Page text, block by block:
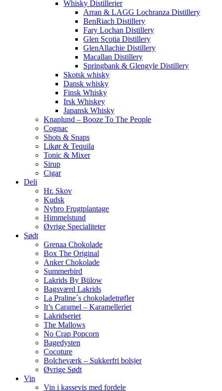
Whisky Distillerier
Arran & LAGG Lochranza Distillery
BenRiach Distillery
Fary Lochan Distillery
Glen Scotia Distillery
GlenAllachie Distillery
Macallan Distillery
Springbank & Glengyle Distillery
Skotsk whisky
Dansk whisky
Finsk Whisky
Irsk Whiskey
Japansk Whisky
Knaplund – Booze To The People
Cognac
Shots & Snaps
Likør & Tequila
Tonic & Mixer
Sirup
Cigar
Deli
Hr. Skov
Kudsk
Nybro Frugtplantage
Himmelstund
Øvrige Specialiteter
Sødt
Grenaa Chokolade
Box The Original
Anker Chokolade
Summerbird
Lakrids By Bülow
Bagsværd Lakrids
La Praline´s chokoladetrøfler
It’s Caramel – Karamelleriet
Lakridseriet
The Mallows
No Crap Popcorn
Bagedysten
Cocoture
Bolcheværk – Sukkerfri bolsjer
Øvrige Sødt
Vin
Vin i kassevis med fordele